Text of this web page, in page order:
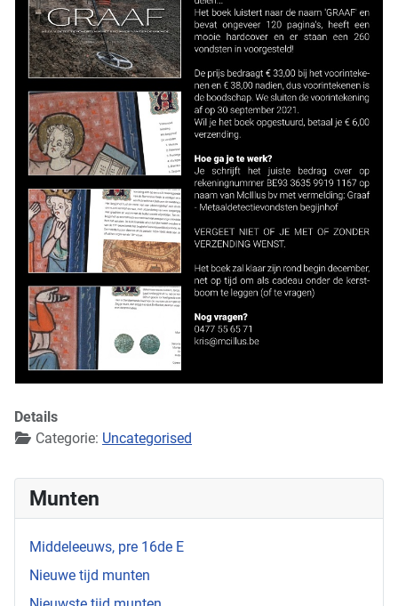
Details
Categorie: Uncategorised
Munten
Middeleeuws, pre 16de E
Nieuwe tijd munten